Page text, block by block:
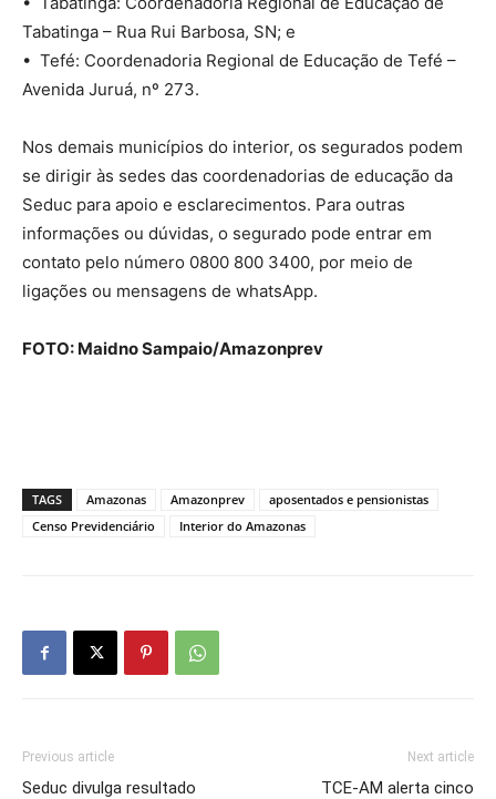
Tabatinga – Rua Rui Barbosa, SN; e
• Tefé: Coordenadoria Regional de Educação de Tefé –
Avenida Juruá, nº 273.
Nos demais municípios do interior, os segurados podem
se dirigir às sedes das coordenadorias de educação da
Seduc para apoio e esclarecimentos. Para outras
informações ou dúvidas, o segurado pode entrar em
contato pelo número 0800 800 3400, por meio de
ligações ou mensagens de whatsApp.
FOTO: Maidno Sampaio/Amazonprev
TAGS Amazonas Amazonprev
aposentados e pensionistas
Censo Previdenciário
Interior do Amazonas
Previous article
Seduc divulga resultado
Next article
TCE-AM alerta cinco